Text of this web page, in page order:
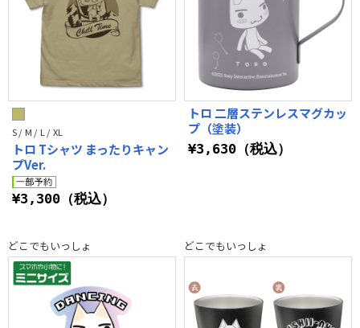
S / M / L / XL
トロ Tシャツ まったりキャン
プVer.
¥3,300（税込）
トロ 二層ステンレスマグカッ
プ（塗装）
¥3,630（税込）
どこでもいっしょ どこでもいっしょ